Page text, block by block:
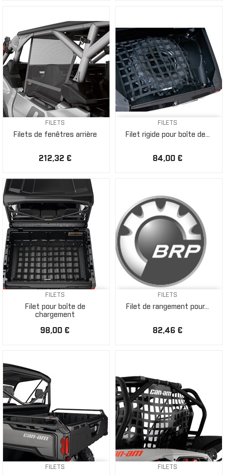
FILETS
Filets de fenêtres arrière
212,32 €
FILETS
Filet rigide pour boîte de...
84,00 €
FILETS
Filet pour boîte de
chargement
98,00 €
FILETS
Filet de rangement pour...
82,46 €
FILETS FILETS